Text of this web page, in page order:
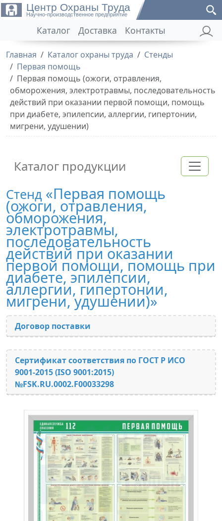
Центр Охраны Труда
Научно-производственное предприятие
Каталог Доставка Контакты
Главная Каталог охраны труда
Стенды
Первая помощь
Первая помощь (ожоги, отравления,
обморожения, электротравмы, последовательность
действий при оказании первой помощи, помощь
при диабете, эпилепсии, аллергии, гипертонии,
мигрени, удушении)
Каталог продукции
Стенд «Первая помощь
(ожоги, отравления,
обморожения,
электротравмы,
последовательность
действий при оказании
первой помощи, помощь при
диабете, эпилепсии,
аллергии, гипертонии,
мигрени, удушении)»
Договор поставки
Сертификат соответствия по ГОСТ Р ИСО
9001-2015 (ISO 9001:2015)
№FSK.RU.0002.F00033298